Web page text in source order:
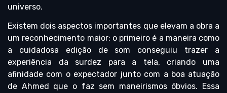
universo.
Existem dois aspectos importantes que elevam a obra a
um reconhecimento maior: o primeiro é a maneira como
a cuidadosa edição de som conseguiu trazer a
experiência da surdez para a tela, criando uma
afinidade com o expectador junto com a boa atuação
de Ahmed que o faz sem maneirismos óbvios. Essa